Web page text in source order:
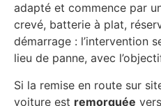
adapté et commence par
crevé, batterie à plat,
démarrage : l’intervention
lieu de panne, avec
Si la remise en route sur
voiture est remorquée